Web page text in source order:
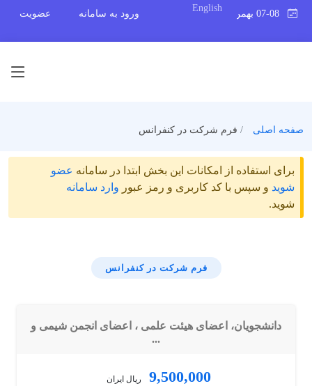
English
ورود به سامانه عضویت
صفحه اصلی فرم شرکت در کنفرانس
برای استفاده از امکانات این بخش ابتدا در سامانه عضو
شوید و سپس با کد کاربری و رمز عبور وارد سامانه
شوید.
فرم شرکت در کنفرانس
دانشجویان، اعضای هیئت علمی ، اعضای انجمن شیمی و
...
9,500,000 ریال ایران